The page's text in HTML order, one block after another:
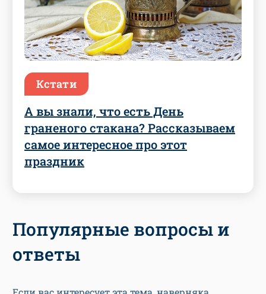
Кстати
А вы знали, что есть День
граненого стакана? Рассказываем
самое интересное про этот
праздник
Популярные вопросы и
ответы